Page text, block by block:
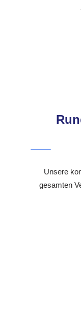
Unsere
gesamten